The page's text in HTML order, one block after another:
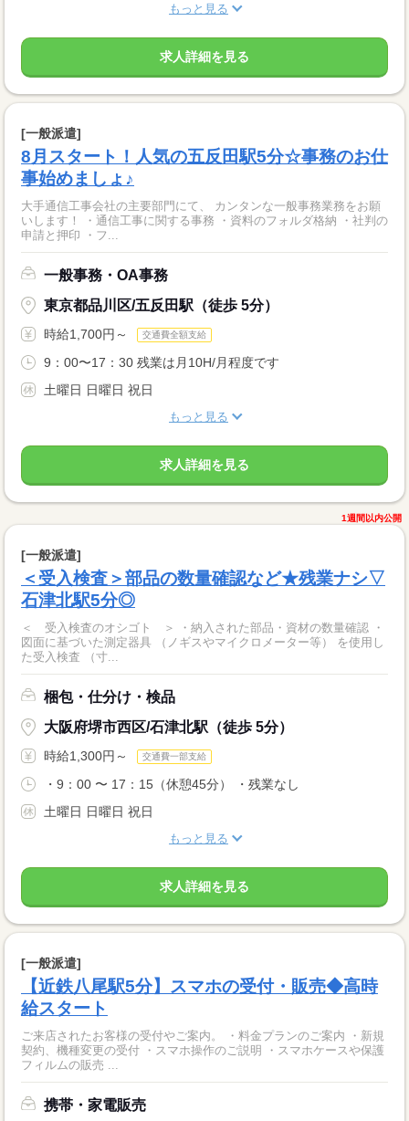
もっと見る
求人詳細を見る
[一般派遣]
8月スタート！人気の五反田駅5分☆事務のお仕
事始めましょ♪
大手通信工事会社の主要部門にて、 カンタンな一般事務業務をお願
いします！ ・通信工事に関する事務 ・資料のフォルダ格納 ・社判の
申請と押印 ・フ...
一般事務・OA事務
東京都品川区/五反田駅（徒歩 5分）
時給1,700円～ 交通費全額支給
9：00〜17：30 残業は月10H/月程度です
土曜日 日曜日 祝日
もっと見る
求人詳細を見る
1週間以内公開
[一般派遣]
＜受入検査＞部品の数量確認など★残業ナシ▽
石津北駅5分◎
＜ 受入検査のオシゴト ＞ ・納入された部品・資材の数量確認 ・
図面に基づいた測定器具 （ノギスやマイクロメーター等） を使用し
た受入検査 （寸...
梱包・仕分け・検品
大阪府堺市西区/石津北駅（徒歩 5分）
時給1,300円～ 交通費一部支給
・9：00 〜 17：15（休憩45分） ・残業なし
土曜日 日曜日 祝日
もっと見る
求人詳細を見る
[一般派遣]
【近鉄八尾駅5分】スマホの受付・販売◆高時
給スタート
ご来店されたお客様の受付やご案内。 ・料金プランのご案内 ・新規
契約、機種変更の受付 ・スマホ操作のご説明 ・スマホケースや保護
フィルムの販売 ...
携帯・家電販売